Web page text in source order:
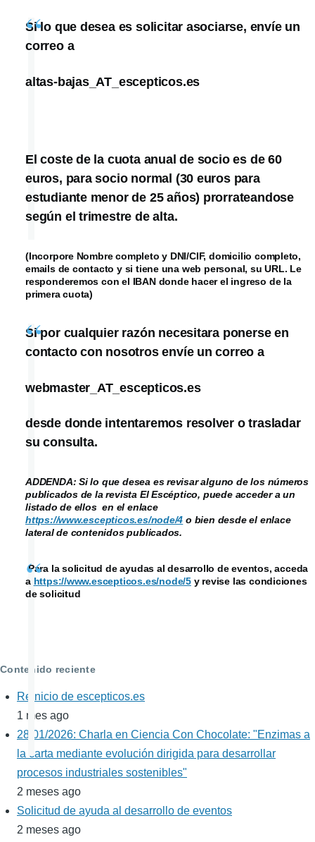
Si lo que desea es solicitar asociarse, envíe un
correo a
altas-bajas_AT_escepticos.es
El coste de la cuota anual de socio es de 60
euros, para socio normal (30 euros para
estudiante menor de 25 años) prorrateandose
según el trimestre de alta.
(Incorpore Nombre completo y DNI/CIF, domicilio completo,
emails de contacto y si tiene una web personal, su URL. Le
responderemos con el IBAN donde hacer el ingreso de la
primera cuota)
Si por cualquier razón necesitara ponerse en
contacto con nosotros envíe un correo a
webmaster_AT_escepticos.es
desde donde intentaremos resolver o trasladar
su consulta.
ADDENDA: Si lo que desea es revisar alguno de los números
publicados de la revista El Escéptico, puede acceder a un
listado de ellos en el enlace
https://www.escepticos.es/node/4 o bien desde el enlace
lateral de contenidos publicados.
Para la solicitud de ayudas al desarrollo de eventos, acceda
a https://www.escepticos.es/node/5y revise las condiciones
de solicitud
Contenido reciente
Reinicio de escepticos.es
1 mes ago
28/01/2026: Charla en Ciencia Con Chocolate: "Enzimas a
la carta mediante evolución dirigida para desarrollar
procesos industriales sostenibles"
2 meses ago
Solicitud de ayuda al desarrollo de eventos
2 meses ago